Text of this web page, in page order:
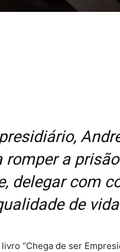
a
delegar com
de vida
“Chega de ser